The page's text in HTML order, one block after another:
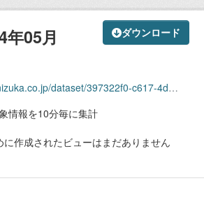
ダウンロード
年05月
c617-4d95-b0fc-e5aa18dc3706/resource/1a0c456b-152f-44c5-91fe-4af122aacc1e/download/weather_2405.csv
情報を10分毎に集計
に作成されたビューはまだありません